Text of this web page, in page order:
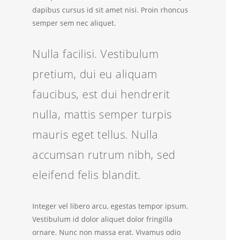
dapibus cursus id sit amet nisi. Proin rhoncus
semper sem nec aliquet.
Nulla facilisi. Vestibulum
pretium, dui eu aliquam
faucibus, est dui hendrerit
nulla, mattis semper turpis
mauris eget tellus. Nulla
accumsan rutrum nibh, sed
eleifend felis blandit.
Integer vel libero arcu, egestas tempor ipsum.
Vestibulum id dolor aliquet dolor fringilla
ornare. Nunc non massa erat. Vivamus odio